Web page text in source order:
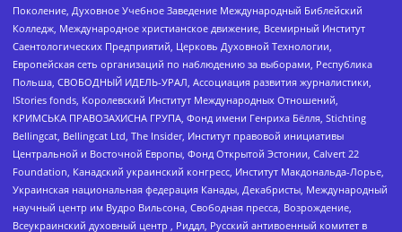
Поколение, Духовное Учебное Заведение Международный Библейский
Колледж, Международное христианское движение, Всемирный Институт
Саентологических Предприятий, Церковь Духовной Технологии,
Европейская сеть организаций по наблюдению за выборами, Республика
Польша, СВОБОДНЫЙ ИДЕЛЬ-УРАЛ, Ассоциация развития журналистики,
IStories fonds, Королевский Институт Международных Отношений,
КРИМСЬКА ПРАВОЗАХИСНА ГРУПА, Фонд имени Генриха Бёлля, Stichting
Bellingcat, Bellingcat Ltd, The Insider, Институт правовой инициативы
Центральной и Восточной Европы, Фонд Открытой Эстонии, Calvert 22
Foundation, Канадский украинский конгресс, Институт Макдональда-Лорье,
Украинская национальная федерация Канады, Декабристы, Международный
научный центр им Вудро Вильсона, Свободная пресса, Возрождение,
Всеукраинский духовный центр , Риддл, Русский антивоенный комитет в